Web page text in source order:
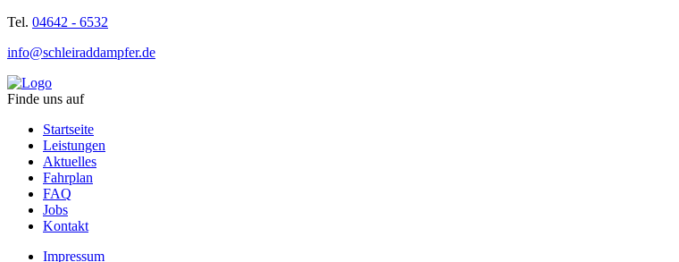
Tel. 04642 - 6532
info@schleiraddampfer.de
Finde uns auf
Startseite
Leistungen
Aktuelles
Fahrplan
FAQ
Jobs
Kontakt
Impressum